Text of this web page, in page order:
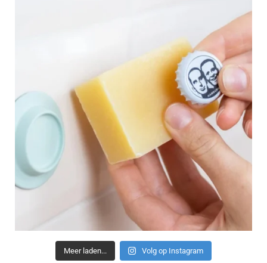
Meer laden... Volg op Instagram